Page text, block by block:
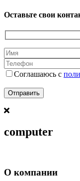
Оставьте свои
Соглашаюсь с
computer
О компании